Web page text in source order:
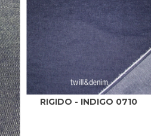
RIGIDO - INDIGO 0710